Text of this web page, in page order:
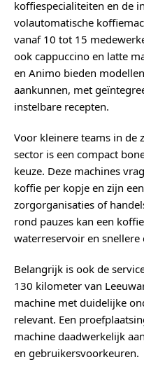
koffiespecialiteiten en de
volautomatische
vanaf 10 tot 15
ook cappuccino en latte
en Animo bieden
aankunnen, met
instelbare recepten.
Voor kleinere teams in de
sector is een compact
keuze. Deze machines
koffie per kopje en zijn
zorgorganisaties of
rond pauzes kan een
waterreservoir en
Belangrijk is ook de
130 kilometer van
machine met duidelijke
relevant. Een
machine daadwerkelijk
en gebruikersvoorkeuren.